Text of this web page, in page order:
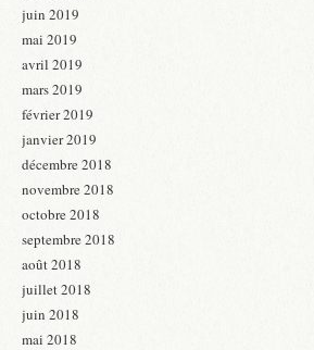
juin 2019
mai 2019
avril 2019
mars 2019
février 2019
janvier 2019
décembre 2018
novembre 2018
octobre 2018
septembre 2018
août 2018
juillet 2018
juin 2018
mai 2018